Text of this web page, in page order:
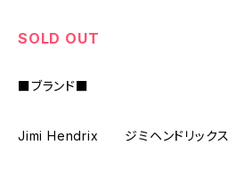
SOLD OUT
■ブランド■
Jimi Hendrix ジミヘンドリックス